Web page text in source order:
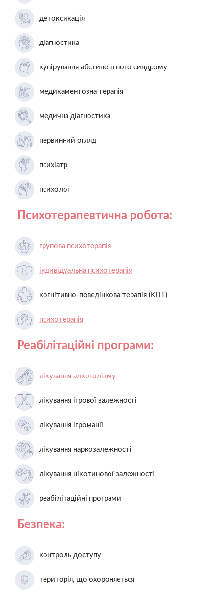
детоксикація
діагностика
купірування абстинентного синдрому
медикаментозна терапія
медична діагностика
первинний огляд
психіатр
психолог
Психотерапевтична робота:
групова психотерапія
індивідуальна психотерапія
когнітивно-поведінкова терапія (КПТ)
психотерапія
Реабілітаційні програми:
лікування алкоголізму
лікування ігрової залежності
лікування ігроманії
лікування наркозалежності
лікування нікотинової залежності
реабілітаційні програми
Безпека:
контроль доступу
територія, що охороняється